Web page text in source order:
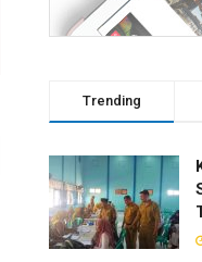
Trending